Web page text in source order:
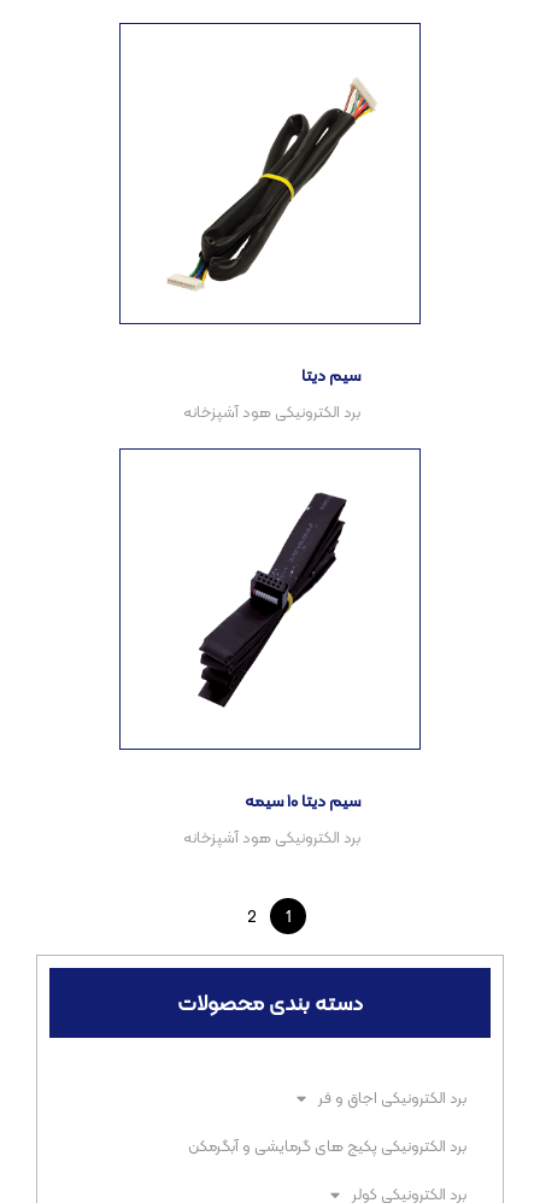
دسته بندی محصولات
برد الکترونیکی اجاق و فر​
برد الکترونیکی پکیج های گرمایشی و آبگرمکن​
برد الکترونیکی کولر
سیم دیتا
سیم دیتا ۱۰ سیمه
1
2